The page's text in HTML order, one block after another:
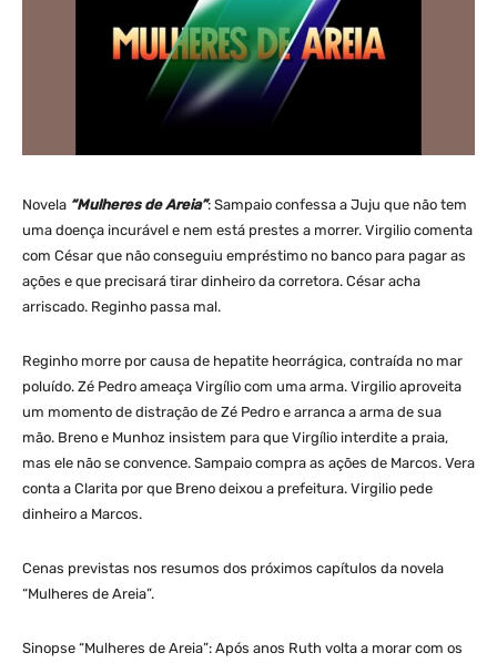
Novela “Mulheres de Areia”: Sampaio confessa a Juju que não tem
uma doença incurável e nem está prestes a morrer. Virgilio comenta
com César que não conseguiu empréstimo no banco para pagar as
ações e que precisará tirar dinheiro da corretora. César acha
arriscado. Reginho passa mal.
Reginho morre por causa de hepatite heorrágica, contraída no mar
poluído. Zé Pedro ameaça Virgílio com uma arma. Virgilio aproveita
um momento de distração de Zé Pedro e arranca a arma de sua
mão. Breno e Munhoz insistem para que Virgílio interdite a praia,
mas ele não se convence. Sampaio compra as ações de Marcos. Vera
conta a Cla­rita por que Breno deixou a prefeitura. Virgilio pede
dinheiro a Marcos.
Cenas previstas nos resumos dos próximos capítulos da novela
“Mulheres de Areia”.
Sinopse “Mulheres de Areia”: Após anos Ruth volta a morar com os